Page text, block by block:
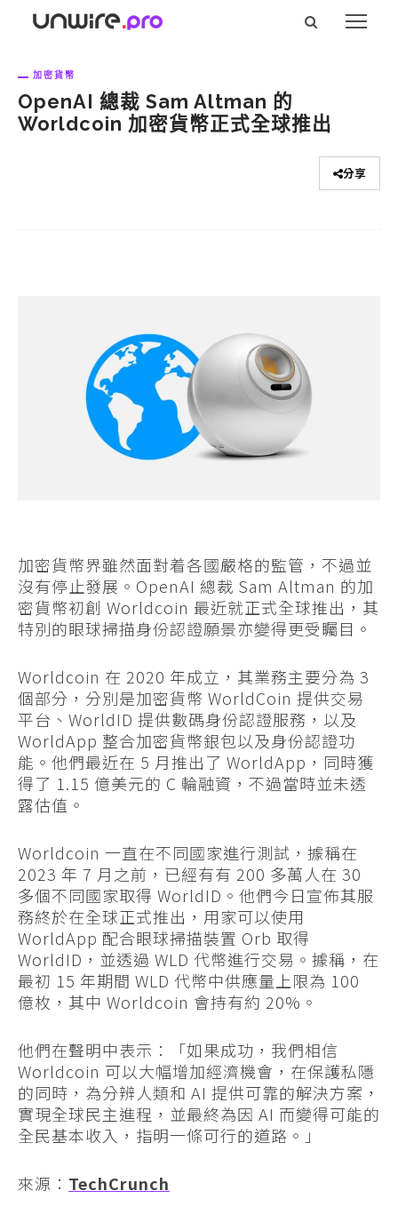
加密貨幣
OpenAI 總裁 Sam Altman 的
Worldcoin 加密貨幣正式全球推出
分享
加密貨幣界雖然面對着各國嚴格的監管，不過並
沒有停止發展。OpenAI 總裁 Sam Altman 的加
密貨幣初創 Worldcoin 最近就正式全球推出，其
特別的眼球掃描身份認證願景亦變得更受矚目。
Worldcoin 在 2020 年成立，其業務主要分為 3
個部分，分別是加密貨幣 WorldCoin 提供交易
平台、WorldID 提供數碼身份認證服務，以及
WorldApp 整合加密貨幣銀包以及身份認證功
能。他們最近在 5 月推出了 WorldApp，同時獲
得了 1.15 億美元的 C 輪融資，不過當時並未透
露估值。
Worldcoin 一直在不同國家進行測試，據稱在
2023 年 7 月之前，已經有有 200 多萬人在 30
多個不同國家取得 WorldID。他們今日宣佈其服
務終於在全球正式推出，用家可以使用
WorldApp 配合眼球掃描裝置 Orb 取得
WorldID，並透過 WLD 代幣進行交易。據稱，在
最初 15 年期間 WLD 代幣中供應量上限為 100
億枚，其中 Worldcoin 會持有約 20%。
他們在聲明中表示：「如果成功，我們相信
Worldcoin 可以大幅增加經濟機會，在保護私隱
的同時，為分辨人類和 AI 提供可靠的解決方案，
實現全球民主進程，並最終為因 AI 而變得可能的
全民基本收入，指明一條可行的道路。」
來源： TechCrunch